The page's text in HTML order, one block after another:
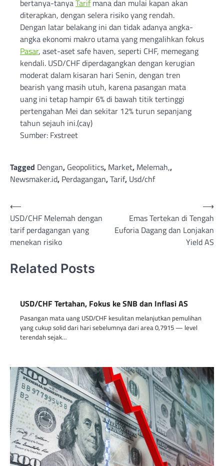
bertanya-tanyaTarifmana dan mulai kapan akan
diterapkan, dengan selera risiko yang rendah.
Dengan latar belakang ini dan tidak adanya angka-
angka ekonomi makro utama yang mengalihkan fokus
Pasar, aset-aset safe haven, seperti CHF, memegang
kendali. USD/CHF diperdagangkan dengan kerugian
moderat dalam kisaran hari Senin, dengan tren
bearish yang masih utuh, karena pasangan mata
uang ini tetap hampir 6% di bawah titik tertinggi
pertengahan Mei dan sekitar 12% turun sepanjang
tahun sejauh ini.(cay)
Sumber: Fxstreet
Tagged Dengan, Geopolitics, Market, Melemah,,
Newsmaker.id, Perdagangan,Tarif, Usd/chf
Post
navigation
⟵
USD/CHF Melemah dengan
tarif perdagangan yang
menekan risiko
Emas Tertekan di Tengah
Euforia Dagang dan Lonjakan
Yield AS
⟶
Related Posts
USD/CHF Tertahan, Fokus ke SNB dan Inflasi AS
Pasangan mata uang USD/CHF kesulitan melanjutkan pemulihan
yang cukup solid dari hari sebelumnya dari area 0,7915 — level
terendah sejak…